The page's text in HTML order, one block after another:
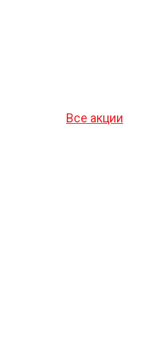
Все акции